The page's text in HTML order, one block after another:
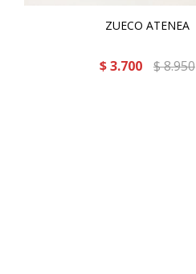
ZUECO ATENEA
$ 3.700 $8.950